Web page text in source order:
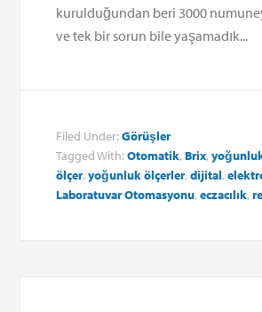
kurulduğundan beri 3000
ve tek bir sorun bile yaşamadık...
Filed Under:Görüşler
Tagged With:Otomatik, Brix,
ölçer,yoğunluk ölçerler,dijital,
Laboratuvar Otomasyonu,eczacılık,